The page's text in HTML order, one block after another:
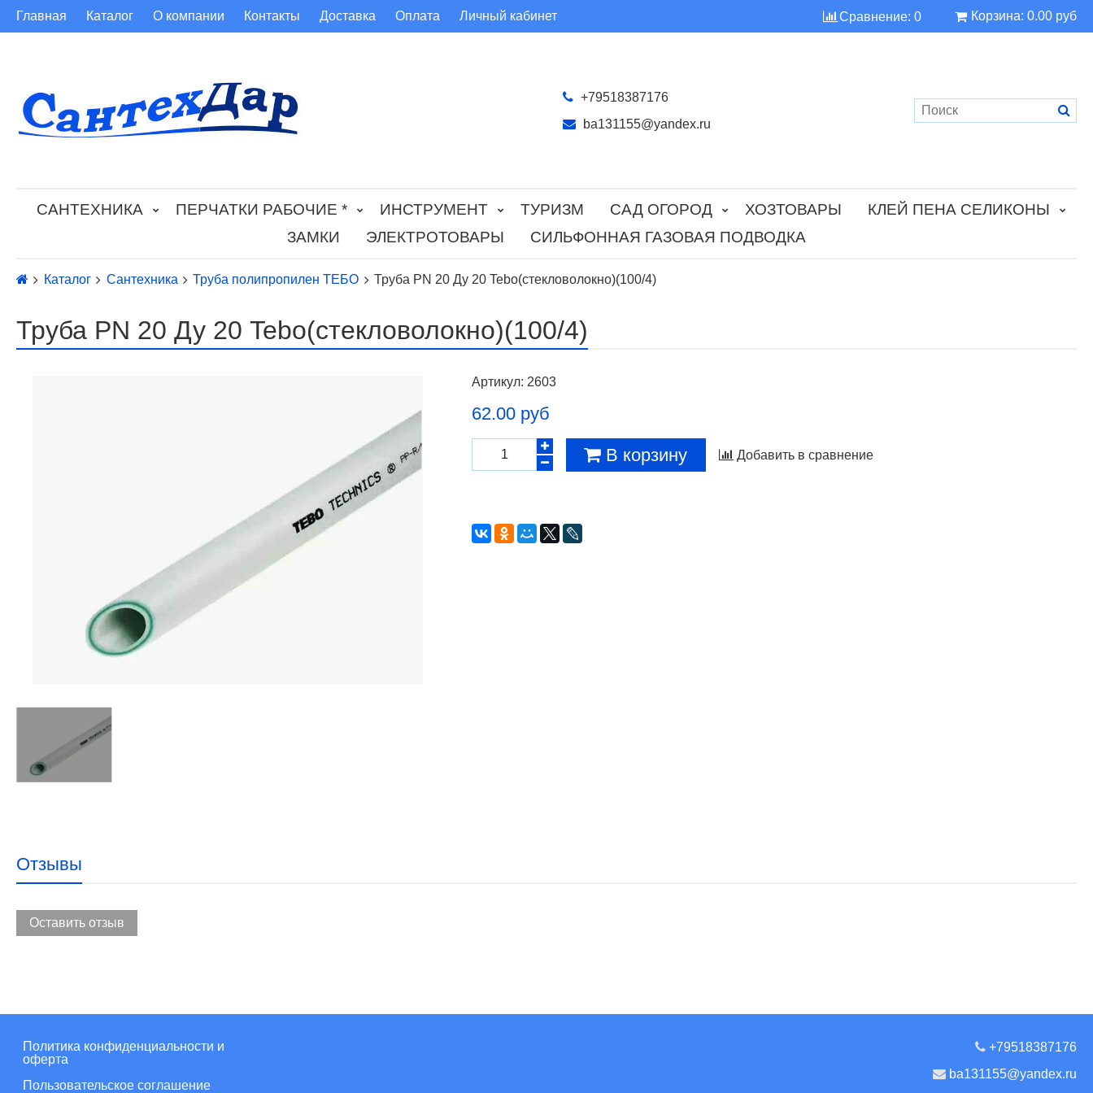
Главная Каталог О компании Контакты Доставка Оплата Личный кабинет Сравнение: 0 Корзина: 0.00 руб
+79518387176
ba131155@yandex.ru
САНТЕХНИКА ПЕРЧАТКИ РАБОЧИЕ * ИНСТРУМЕНТ ТУРИЗМ САД ОГОРОД ХОЗТОВАРЫ
КЛЕЙ ПЕНА СЕЛИКОНЫ
ЗАМКИ
ЭЛЕКТРОТОВАРЫ СИЛЬФОННАЯ ГАЗОВАЯ ПОДВОДКА
Каталог Сантехника Труба полипропилен ТЕБО Труба PN 20 Ду 20 Tebo(стекловолокно)(100/4)
Труба PN 20 Ду 20 Tebo(стекловолокно)(100/4)
Артикул: 2603
62.00 руб
В корзину Добавить в сравнение
Отзывы
Оставить отзыв
Политика конфиденциальности и
оферта
Пользовательское соглашение
+79518387176
ba131155@yandex.ru